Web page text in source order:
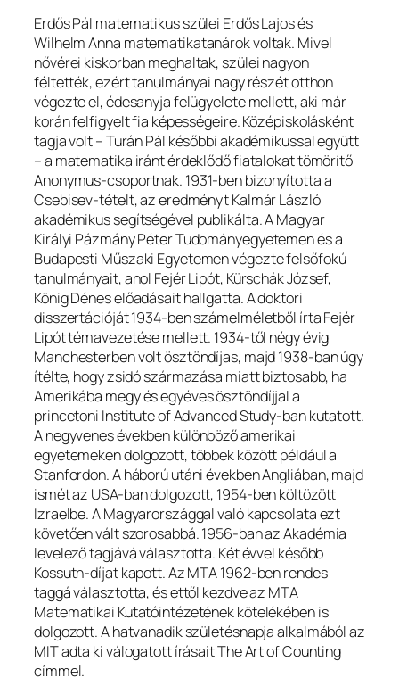
Erdős Pál matematikus szülei Erdős Lajos és
Wilhelm Anna matematikatanárok voltak. Mivel
nővérei kiskorban meghaltak, szülei nagyon
féltették, ezért tanulmányai nagy részét otthon
végezte el, édesanyja felügyelete mellett, aki már
korán felfigyelt fia képességeire. Középiskolásként
tagja volt – Turán Pál későbbi akadémikussal együtt
– a matematika iránt érdeklődő fiatalokat tömörítő
Anonymus-csoportnak. 1931-ben bizonyította a
Csebisev-tételt, az eredményt Kalmár László
akadémikus segítségével publikálta. A Magyar
Királyi Pázmány Péter Tudományegyetemen és a
Budapesti Műszaki Egyetemen végezte felsőfokú
tanulmányait, ahol Fejér Lipót, Kürschák József,
König Dénes előadásait hallgatta. A doktori
disszertációját 1934-ben számelméletből írta Fejér
Lipót témavezetése mellett. 1934-től négy évig
Manchesterben volt ösztöndíjas, majd 1938-ban úgy
ítélte, hogy zsidó származása miatt biztosabb, ha
Amerikába megy és egyéves ösztöndíjjal a
princetoni Institute of Advanced Study-ban kutatott.
A negyvenes években különböző amerikai
egyetemeken dolgozott, többek között például a
Stanfordon. A háború utáni években Angliában, majd
ismét az USA-ban dolgozott, 1954-ben költözött
Izraelbe. A Magyarországgal való kapcsolata ezt
követően vált szorosabbá. 1956-ban az Akadémia
levelező tagjává választotta. Két évvel később
Kossuth-díjat kapott. Az MTA 1962-ben rendes
taggá választotta, és ettől kezdve az MTA
Matematikai Kutatóintézetének kötelékében is
dolgozott. A hatvanadik születésnapja alkalmából az
MIT adta ki válogatott írásaitThe Art of Counting
címmel.